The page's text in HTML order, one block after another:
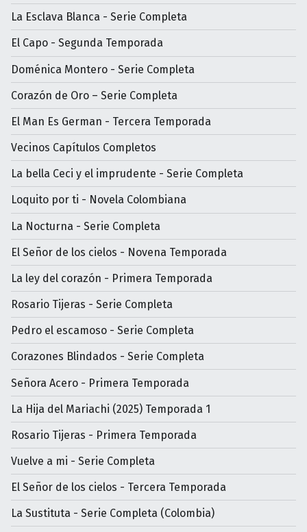
La Esclava Blanca - Serie Completa
El Capo - Segunda Temporada
Doménica Montero - Serie Completa
Corazón de Oro – Serie Completa
El Man Es German - Tercera Temporada
Vecinos Capítulos Completos
La bella Ceci y el imprudente - Serie Completa
Loquito por ti - Novela Colombiana
La Nocturna - Serie Completa
El Señor de los cielos - Novena Temporada
La ley del corazón - Primera Temporada
Rosario Tijeras - Serie Completa
Pedro el escamoso - Serie Completa
Corazones Blindados - Serie Completa
Señora Acero - Primera Temporada
La Hija del Mariachi (2025) Temporada 1
Rosario Tijeras - Primera Temporada
Vuelve a mi - Serie Completa
El Señor de los cielos - Tercera Temporada
La Sustituta - Serie Completa (Colombia)